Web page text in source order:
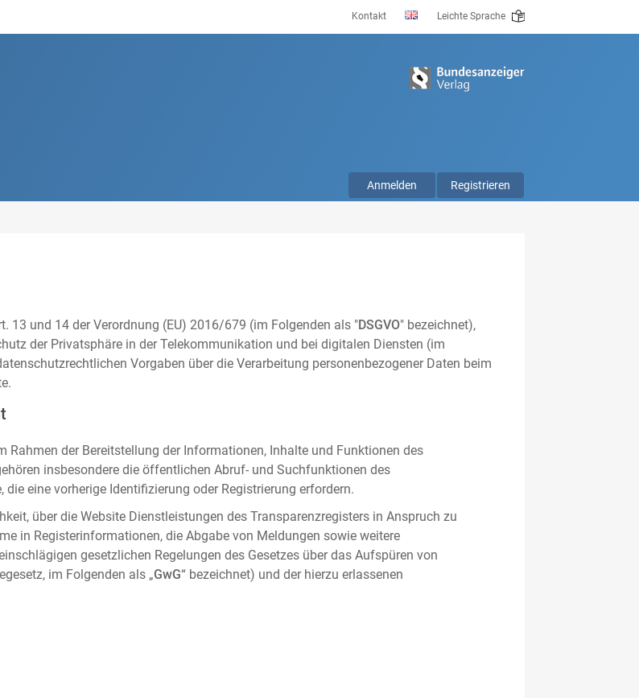
Kontakt Leichte Sprache
Anmelden Registrieren
13 und 14 der Verordnung (EU) 2016/679 (im Folgenden als "DSGVO" bezeichnet),
der Privatsphäre in der Telekommunikation und bei digitalen Diensten (im
Vorgaben über die Verarbeitung personenbezogener Daten beim
Rahmen der Bereitstellung der Informationen, Inhalte und Funktionen des
insbesondere die öffentlichen Abruf- und Suchfunktionen des
eine vorherige Identifizierung oder Registrierung erfordern.
über die Website Dienstleistungen des Transparenzregisters in Anspruch zu
in Registerinformationen, die Abgabe von Meldungen sowie weitere
gesetzlichen Regelungen des Gesetzes über das Aufspüren von
im Folgenden als „GwG“ bezeichnet) und der hierzu erlassenen